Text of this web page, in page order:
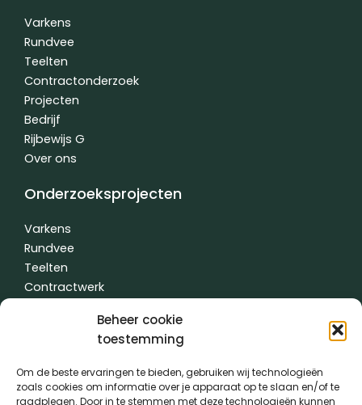
Beheer cookie
toestemming
Om de beste ervaringen te bieden, gebruiken wij technologieën
zoals cookies om informatie over je apparaat op te slaan en/of te
raadplegen. Door in te stemmen met deze technologieën kunnen
o
k
-
f
n
-
n
Varkens
Rundvee
Teelten
Contractonderzoek
Projecten
Bedrijf
Rijbewijs G
Over ons
Onderzoeksprojecten
Varkens
Rundvee
Teelten
Contractwerk
Algemene voorwaarden|Privacybeleid| gemaakt met
door